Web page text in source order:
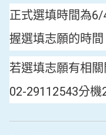
正式選填時間為
握選填志願的時間
若選填志願有相
02-29112543分機